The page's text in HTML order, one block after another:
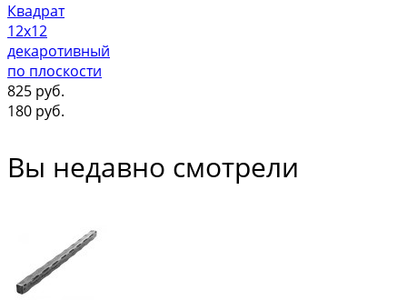
Квадрат
12х12
декаротивный
по плоскости
825 руб.
180 руб.
Вы недавно смотрели